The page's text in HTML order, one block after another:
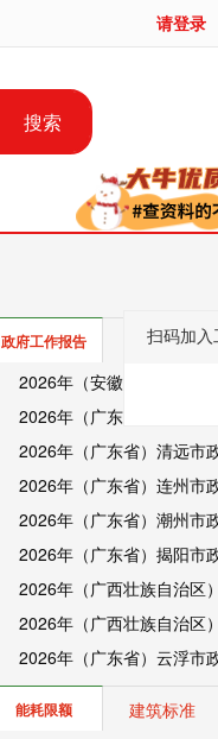
请登录
搜索
政府工作报告 县域概况
2026年（安徽省）广德市
2026年（广东省）肇庆市
2026年（广东省）清远市
2026年（广东省）连州市
2026年（广东省）潮州市
2026年（广东省）揭阳市
2026年（广西壮族自治区
作报告
2026年（广西壮族自治区
作报告
2026年（广东省）云浮市
能耗限额 建筑标准
扫码加入